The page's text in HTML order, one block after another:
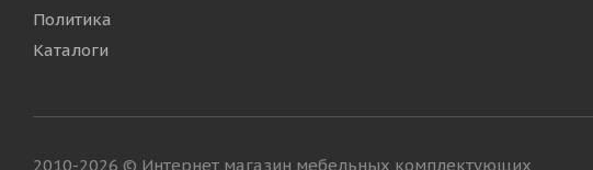
Политика
Каталоги
2010-2026 © Интернет магазин мебельных комплектующих